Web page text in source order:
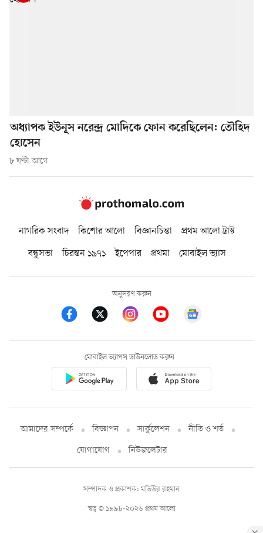
অধ্যাপক ইউনূস নরেন্দ্র মোদিকে ফোন করেছিলেন: তৌহিদ
হোসেন
৮ ঘণ্টা আগে
নাগরিক সংবাদ কিশোর আলো বিজ্ঞানচিন্তা
প্রথম আলো ট্রাস্ট
বন্ধুসভা
চিরন্তন ১৯৭১ ইপেপার প্রথমা মোবাইল ভ্যাস
অনুসরণ করুন
মোবাইল অ্যাপস ডাউনলোড করুন
আমাদের সম্পর্কে বিজ্ঞাপন সার্কুলেশন
নীতি ও শর্ত
যোগাযোগ
নিউজলেটার
স্বত্ব © ১৯৯৮-২০২৬ প্রথম আলো
সম্পাদক ও প্রকাশক: মতিউর রহমান